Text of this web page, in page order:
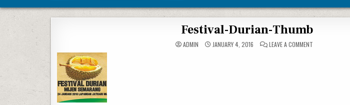
Seputar Semarang
Festival-Durian-Thumb
ADMIN JANUARY 4, 2016 LEAVE A COMMENT